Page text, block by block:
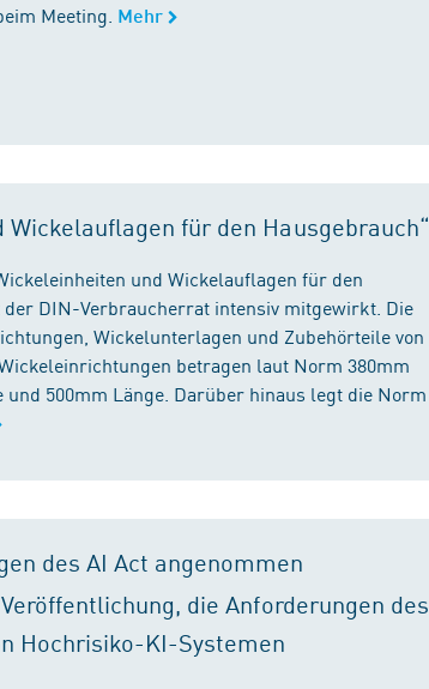
Meeting. Mehr
für den Hausgebrauch“
und Wickelauflagen für den
DIN-Verbraucherrat intensiv mitgewirkt. Die
Wickelunterlagen und Zubehörteile von
betragen laut Norm 380mm
500mm Länge. Darüber hinaus legt die Norm
des AI Act angenommen
die Anforderungen des
Hochrisiko-KI-Systemen